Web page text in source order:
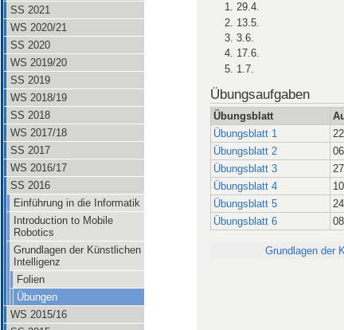
SS 2021
WS 2020/21
SS 2020
WS 2019/20
SS 2019
WS 2018/19
SS 2018
WS 2017/18
SS 2017
WS 2016/17
SS 2016
Einführung in die Informatik
Introduction to Mobile
Robotics
Grundlagen der Künstlichen
Intelligenz
Folien
Übungen
WS 2015/16
29.4.
13.5.
3.6.
17.6.
1.7.
Übungsaufgaben
Übungsblatt
Übungsblatt 1
Übungsblatt 2
Übungsblatt 3
Übungsblatt 4
Übungsblatt 5
Übungsblatt 6
Grundlagen der KI